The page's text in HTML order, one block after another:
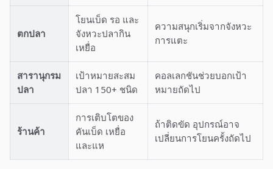
ตกปลา
โยนเบ็ด รอ และ
จังหวะปลากิน
เหยื่อ
ความสนุกเริ่มจากจังหวะ
การแตะ
สารานุกรม
ปลา
เป้าหมายสะสม
ปลา 150+ ชนิด
คอลเลกชันช่วยบอกเป้า
หมายถัดไป
ร้านค้า
การเติบโตของ
คันเบ็ด เหยื่อ
และแห
ถ้าติดขัด อุปกรณ์อาจ
เปลี่ยนการโยนครั้งถัดไป